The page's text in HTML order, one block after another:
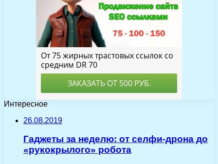
Интересное
26.08.2019
Гаджеты за неделю: от селфи-дрона до
«рукокрылого» робота